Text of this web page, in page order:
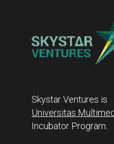
Skystar Ventures is
Universitas
Incubator Program.